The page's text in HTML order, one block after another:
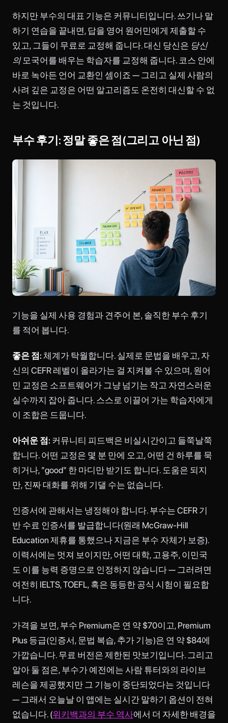
하지만 부수의 대표 기능은 커뮤니티입니다. 쓰기나 말
하기 연습을 끝내면, 답을 영어 원어민에게 제출할 수
있고, 그들이 무료로 교정해 줍니다. 대신 당신은 당신
의모국어를 배우는 학습자를 교정해 줍니다. 코스 안에
바로 녹아든 언어 교환인 셈이죠 — 그리고 실제 사람의
사려 깊은 교정은 어떤 알고리즘도 온전히 대신할 수 없
는 것입니다.
부수 후기: 정말 좋은 점(그리고 아닌 점)
기능을 실제 사용 경험과 견주어 본, 솔직한 부수 후기
를 적어 봅니다.
좋은 점: 체계가 탁월합니다. 실제로 문법을 배우고, 자
신의 CEFR 레벨이 올라가는 걸 지켜볼 수 있으며, 원어
민 교정은 소프트웨어가 그냥 넘기는 작고 자연스러운
실수까지 잡아 줍니다. 스스로 이끌어 가는 학습자에게
이 조합은 드뭅니다.
아쉬운 점: 커뮤니티 피드백은 비실시간이고 들쭉날쭉
합니다. 어떤 교정은 몇 분 만에 오고, 어떤 건 하루를 묵
히거나, "good" 한 마디만 받기도 합니다. 도움은 되지
만, 진짜 대화를 위해 기댈 수는 없습니다.
인증서에 관해서는 냉정해야 합니다. 부수는 CEFR 기
반 수료 인증서를 발급합니다(원래 McGraw-Hill
Education 제휴를 통했으나 지금은 부수 자체가 보증).
이력서에는 멋져 보이지만, 어떤 대학, 고용주, 이민국
도 이를 능력 증명으로 인정하지 않습니다 — 그러려면
여전히 IELTS, TOEFL, 혹은 동등한 공식 시험이 필요합
니다.
가격을 보면, 부수 Premium은 연 약 $70이고, Premium
Plus 등급(인증서, 문법 복습, 추가 기능)은 연 약 $84에
가깝습니다. 무료 버전은 제한된 맛보기입니다. 그리고
알아 둘 점은, 부수가 예전에는 사람 튜터와의 라이브
레슨을 제공했지만 그 기능이 중단되었다는 것입니다
— 그래서 오늘날 이 앱에는 실시간 말하기 옵션이 전혀
없습니다. (위키백과의 부수 역사에서 더 자세한 배경을